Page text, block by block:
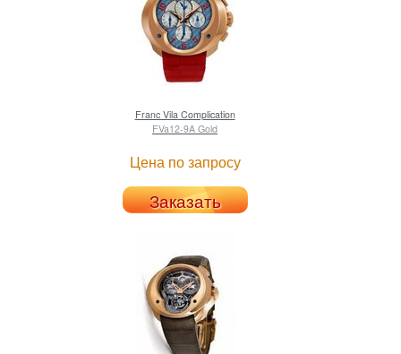
Franc Vila Complication
FVa12-9A Gold
Цена по запросу
Заказать